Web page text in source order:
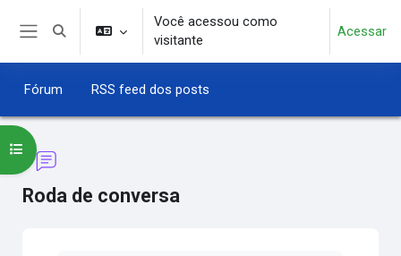
Ir para o conteúdo principal
Alternar entrada de pesquisa
Você acessou como
visitante
Acessar
Fórum RSS feed dos posts
Roda de conversa
Abrir índice do curso